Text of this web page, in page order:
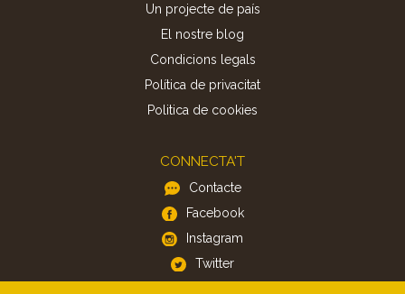
Un projecte de país
El nostre blog
Condicions legals
Política de privacitat
Politica de cookies
CONNECTA'T
Contacte
Facebook
Instagram
Twitter